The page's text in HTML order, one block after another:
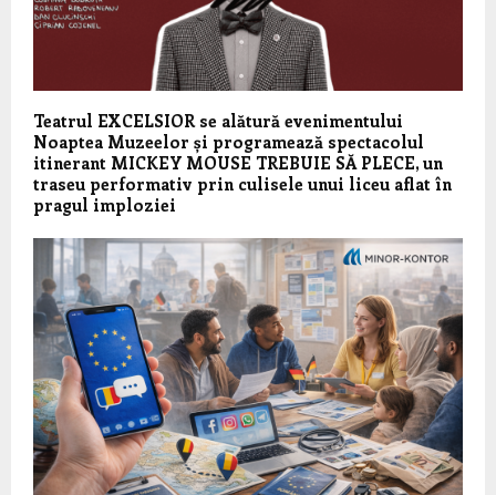
Teatrul EXCELSIOR se alătură evenimentului
Noaptea Muzeelor și programează spectacolul
itinerant MICKEY MOUSE TREBUIE SĂ PLECE, un
traseu performativ prin culisele unui liceu aflat în
pragul imploziei